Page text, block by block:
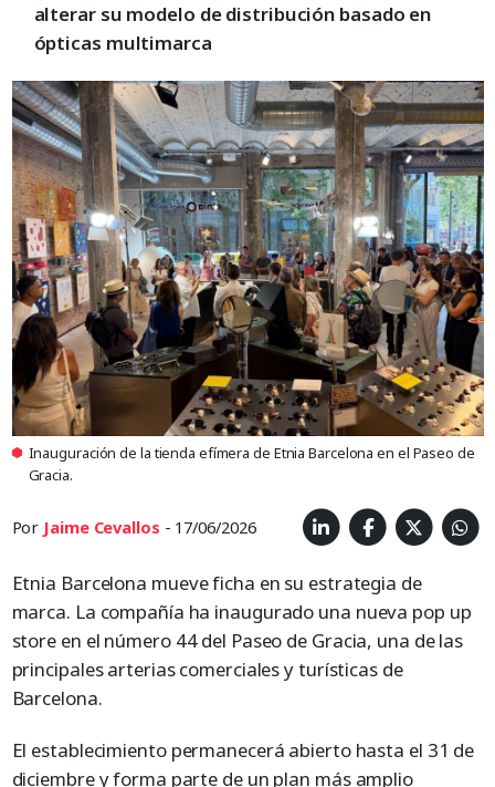
alterar su modelo de distribución basado en
ópticas multimarca
Inauguración de la tienda efímera de Etnia Barcelona en el Paseo de
Gracia.
Por Jaime Cevallos - 17/06/2026
Etnia Barcelona mueve ficha en su estrategia de
marca. La compañía ha inaugurado una nueva pop up
store en el número 44 del Paseo de Gracia, una de las
principales arterias comerciales y turísticas de
Barcelona.
El establecimiento permanecerá abierto hasta el 31 de
diciembre y forma parte de un plan más amplio